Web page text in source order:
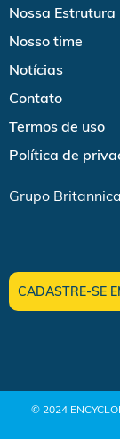
Nossa Estrutura
Nosso time
Notícias
Contato
Termos de uso
Política de
Grupo Britannica
CADASTRE-SE
© 2024